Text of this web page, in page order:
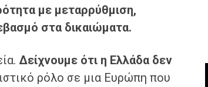
με μεταρρύθμιση,
στα δικαιώματα.
Δείχνουμε ότι η Ελλάδα δεν
ρόλο σε μια Ευρώπη που